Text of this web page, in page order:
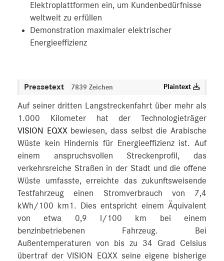
Elektroplattformen ein, um Kundenbedürfnisse
weltweit zu erfüllen
Demonstration maximaler elektrischer
Energieeffizienz
Pressetext 7839 Zeichen Plaintext
Auf seiner dritten Langstreckenfahrt über mehr als
1.000 Kilometer hat der Technologieträger
VISION EQXXbewiesen, dass selbst die Arabische
Wüste kein Hindernis für Energieeffizienz ist. Auf
einem anspruchsvollen Streckenprofil, das
verkehrsreiche Straßen in der Stadt und die offene
Wüste umfasste, erreichte das zukunftsweisende
Testfahrzeug einen Stromverbrauch von 7,4
kWh/100 km1. Dies entspricht einem Äquivalent
von etwa 0,9 l/100 km bei einem
benzinbetriebenen Fahrzeug. Bei
Außentemperaturen von bis zu 34 Grad Celsius
übertraf der VISION EQXX seine eigene bisherige